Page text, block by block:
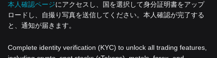
本人確認ページにアクセスし、国を選択して身分証明書をアップ
ロードし、自撮り写真を送信してください。本人確認が完了する
と、通知が届きます。
Complete identity verification (KYC) to unlock all trading features,